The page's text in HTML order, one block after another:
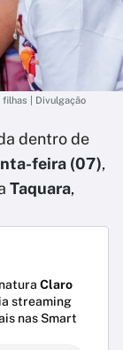
filhas | Divulgação
dentro de
feira (07),
Taquara,
Claro
streaming
nas Smart